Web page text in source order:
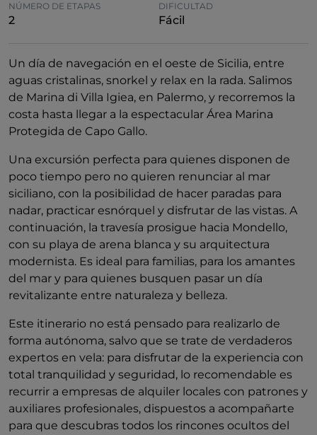
NÚMERO DE ETAPAS
2
DIFICULTAD
Fácil
Un día de navegación en el oeste de Sicilia, entre
aguas cristalinas, snorkel y relax en la rada. Salimos
de Marina di Villa Igiea, en Palermo, y recorremos la
costa hasta llegar a la espectacular Área Marina
Protegida de Capo Gallo.
Una excursión perfecta para quienes disponen de
poco tiempo pero no quieren renunciar al mar
siciliano, con la posibilidad de hacer paradas para
nadar, practicar esnórquel y disfrutar de las vistas. A
continuación, la travesía prosigue hacia Mondello,
con su playa de arena blanca y su arquitectura
modernista. Es ideal para familias, para los amantes
del mar y para quienes busquen pasar un día
revitalizante entre naturaleza y belleza.
Este itinerario no está pensado para realizarlo de
forma autónoma, salvo que se trate de verdaderos
expertos en vela: para disfrutar de la experiencia con
total tranquilidad y seguridad, lo recomendable es
recurrir a empresas de alquiler locales con patrones y
auxiliares profesionales, dispuestos a acompañarte
para que descubras todos los rincones ocultos del